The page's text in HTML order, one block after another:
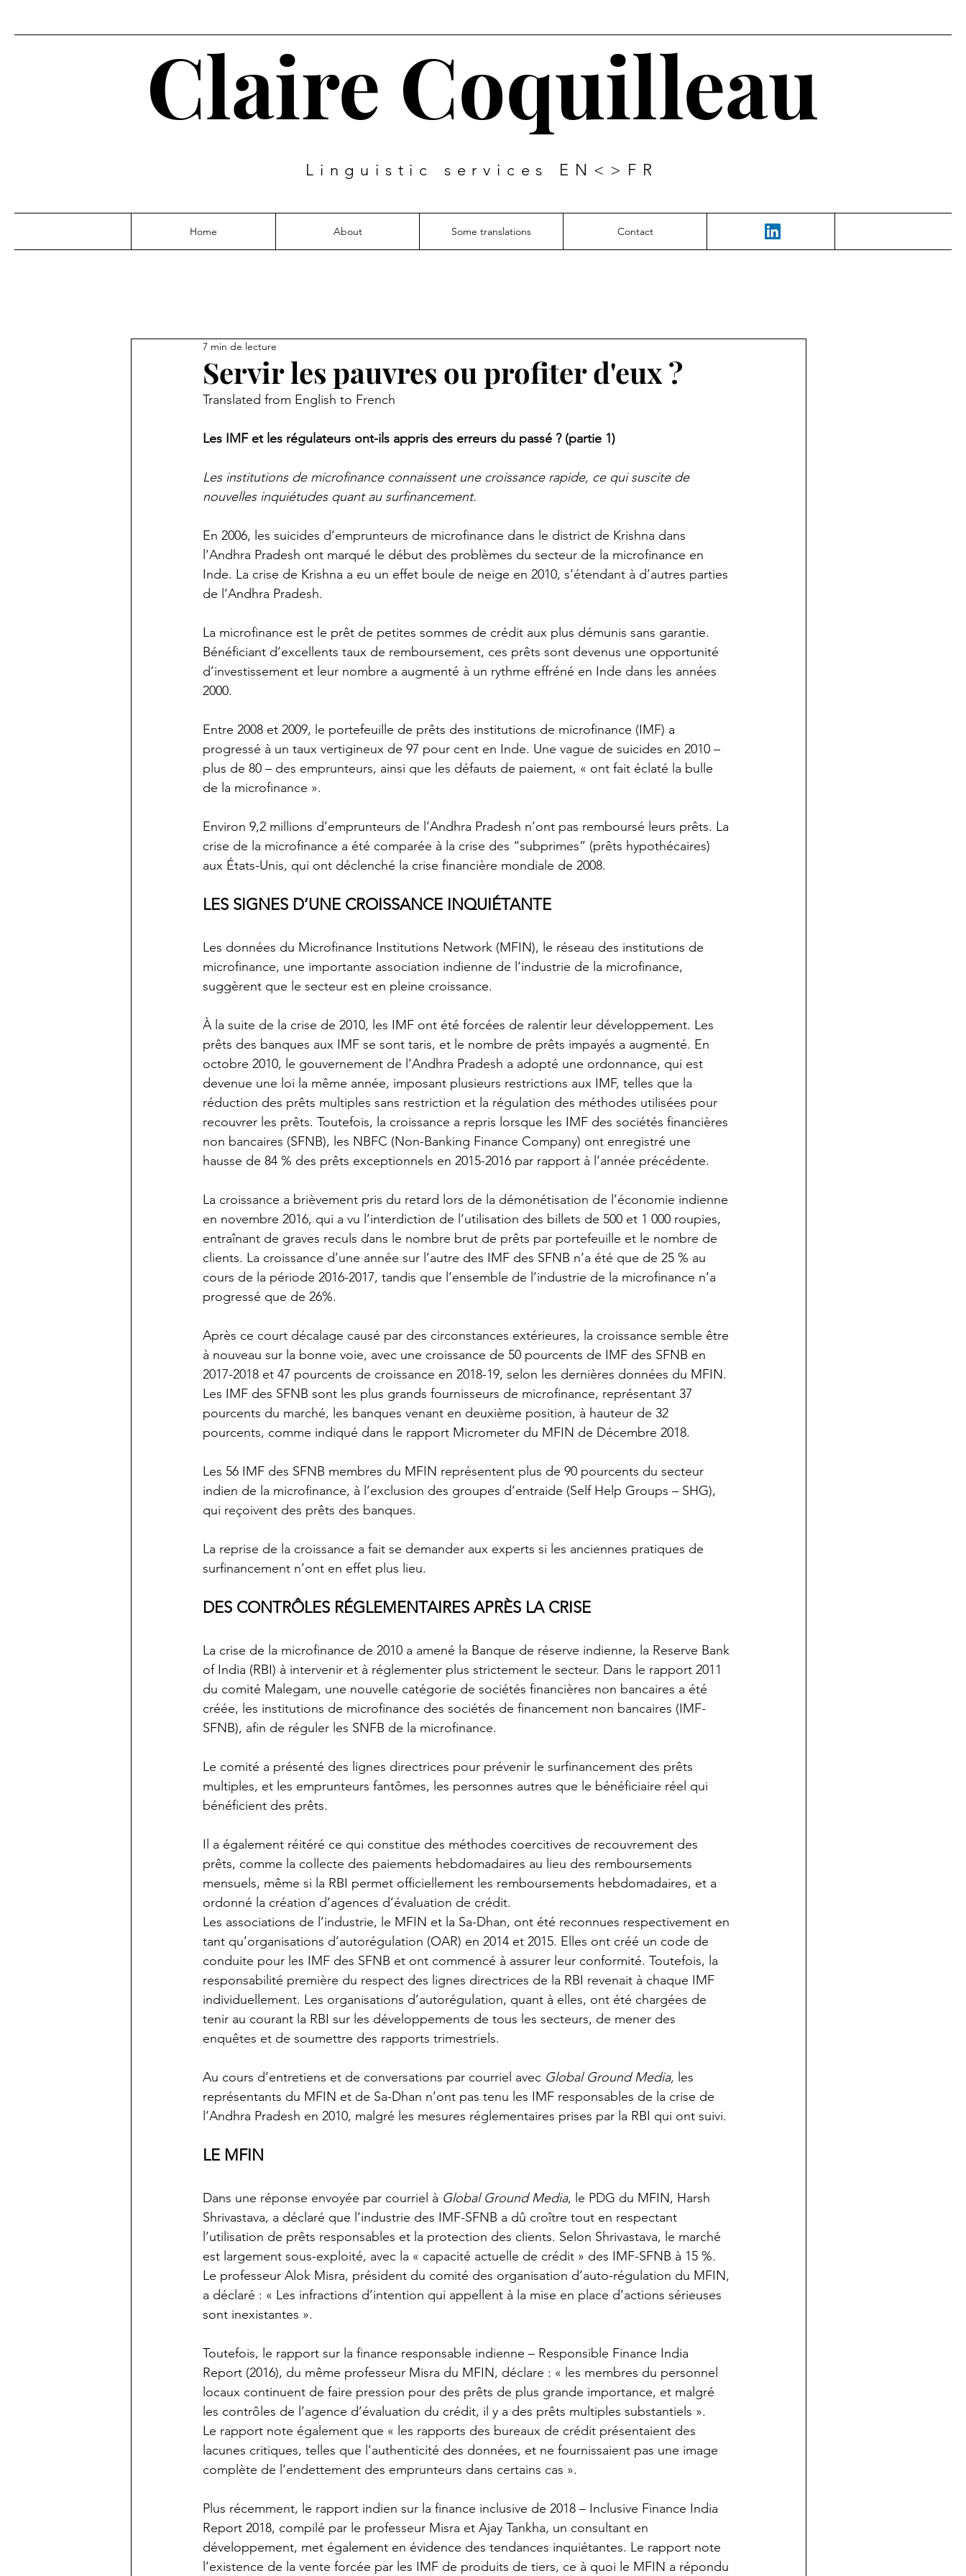
Claire Coquilleau
Linguistic services EN<>FR
Home About Some translations Contact
Servir les pauvres ou profiter d'eux ?
7 min de lecture
Translated from English to French
Les IMF et les régulateurs ont-ils appris des erreurs du passé ? (partie 1)
Les institutions de microfinance connaissent une croissance rapide, ce qui suscite de
nouvelles inquiétudes quant au surfinancement.
En 2006, les suicides d’emprunteurs de microfinance dans le district de Krishna dans
l’Andhra Pradesh ont marqué le début des problèmes du secteur de la microfinance en
Inde. La crise de Krishna a eu un effet boule de neige en 2010, s’étendant à d’autres parties
de l’Andhra Pradesh.
La microfinance est le prêt de petites sommes de crédit aux plus démunis sans garantie.
Bénéficiant d’excellents taux de remboursement, ces prêts sont devenus une opportunité
d’investissement et leur nombre a augmenté à un rythme effréné en Inde dans les années
2000.
Entre 2008 et 2009, le portefeuille de prêts des institutions de microfinance (IMF) a
progressé à un taux vertigineux de 97 pour cent en Inde. Une vague de suicides en 2010 –
plus de 80 – des emprunteurs, ainsi que les défauts de paiement, « ont fait éclaté la bulle
de la microfinance ».
Environ 9,2 millions d’emprunteurs de l’Andhra Pradesh n’ont pas remboursé leurs prêts. La
crise de la microfinance a été comparée à la crise des “subprimes” (prêts hypothécaires)
aux États-Unis, qui ont déclenché la crise financière mondiale de 2008.
LES SIGNES D’UNE CROISSANCE INQUIÉTANTE
Les données du Microfinance Institutions Network (MFIN), le réseau des institutions de
microfinance, une importante association indienne de l’industrie de la microfinance,
suggèrent que le secteur est en pleine croissance.
À la suite de la crise de 2010, les IMF ont été forcées de ralentir leur développement. Les
prêts des banques aux IMF se sont taris, et le nombre de prêts impayés a augmenté. En
octobre 2010, le gouvernement de l’Andhra Pradesh a adopté une ordonnance, qui est
devenue une loi la même année, imposant plusieurs restrictions aux IMF, telles que la
réduction des prêts multiples sans restriction et la régulation des méthodes utilisées pour
recouvrer les prêts. Toutefois, la croissance a repris lorsque les IMF des sociétés financières
non bancaires (SFNB), les NBFC (Non-Banking Finance Company) ont enregistré une
hausse de 84 % des prêts exceptionnels en 2015-2016 par rapport à l’année précédente.
La croissance a brièvement pris du retard lors de la démonétisation de l’économie indienne
en novembre 2016, qui a vu l’interdiction de l’utilisation des billets de 500 et 1 000 roupies,
entraînant de graves reculs dans le nombre brut de prêts par portefeuille et le nombre de
clients. La croissance d’une année sur l’autre des IMF des SFNB n’a été que de 25 % au
cours de la période 2016-2017, tandis que l’ensemble de l’industrie de la microfinance n’a
progressé que de 26%.
Après ce court décalage causé par des circonstances extérieures, la croissance semble être
à nouveau sur la bonne voie, avec une croissance de 50 pourcents de IMF des SFNB en
2017-2018 et 47 pourcents de croissance en 2018-19, selon les dernières données du MFIN.
Les IMF des SFNB sont les plus grands fournisseurs de microfinance, représentant 37
pourcents du marché, les banques venant en deuxième position, à hauteur de 32
pourcents, comme indiqué dans le rapport Micrometer du MFIN de Décembre 2018.
Les 56 IMF des SFNB membres du MFIN représentent plus de 90 pourcents du secteur
indien de la microfinance, à l’exclusion des groupes d’entraide (Self Help Groups – SHG),
qui reçoivent des prêts des banques.
La reprise de la croissance a fait se demander aux experts si les anciennes pratiques de
surfinancement n’ont en effet plus lieu.
DES CONTRÔLES RÉGLEMENTAIRES APRÈS LA CRISE
La crise de la microfinance de 2010 a amené la Banque de réserve indienne, la Reserve Bank
of India (RBI) à intervenir et à réglementer plus strictement le secteur. Dans le rapport 2011
du comité Malegam, une nouvelle catégorie de sociétés financières non bancaires a été
créée, les institutions de microfinance des sociétés de financement non bancaires (IMF-
SFNB), afin de réguler les SNFB de la microfinance.
Le comité a présenté des lignes directrices pour prévenir le surfinancement des prêts
multiples, et les emprunteurs fantômes, les personnes autres que le bénéficiaire réel qui
bénéficient des prêts.
Il a également réitéré ce qui constitue des méthodes coercitives de recouvrement des
prêts, comme la collecte des paiements hebdomadaires au lieu des remboursements
mensuels, même si la RBI permet officiellement les remboursements hebdomadaires, et a
ordonné la création d’agences d’évaluation de crédit.
Les associations de l’industrie, le MFIN et la Sa-Dhan, ont été reconnues respectivement en
tant qu’organisations d’autorégulation (OAR) en 2014 et 2015. Elles ont créé un code de
conduite pour les IMF des SFNB et ont commencé à assurer leur conformité. Toutefois, la
responsabilité première du respect des lignes directrices de la RBI revenait à chaque IMF
individuellement. Les organisations d’autorégulation, quant à elles, ont été chargées de
tenir au courant la RBI sur les développements de tous les secteurs, de mener des
enquêtes et de soumettre des rapports trimestriels.
Au cours d’entretiens et de conversations par courriel avec Global Ground Media, les
représentants du MFIN et de Sa-Dhan n’ont pas tenu les IMF responsables de la crise de
l’Andhra Pradesh en 2010, malgré les mesures réglementaires prises par la RBI qui ont suivi.
LE MFIN
Dans une réponse envoyée par courriel à Global Ground Media, le PDG du MFIN, Harsh
Shrivastava, a déclaré que l’industrie des IMF-SFNB a dû croître tout en respectant
l’utilisation de prêts responsables et la protection des clients. Selon Shrivastava, le marché
est largement sous-exploité, avec la « capacité actuelle de crédit » des IMF-SFNB à 15 %.
Le professeur Alok Misra, président du comité des organisation d’auto-régulation du MFIN,
a déclaré : « Les infractions d’intention qui appellent à la mise en place d’actions sérieuses
sont inexistantes ».
Toutefois, le rapport sur la finance responsable indienne – Responsible Finance India
Report (2016), du même professeur Misra du MFIN, déclare : « les membres du personnel
locaux continuent de faire pression pour des prêts de plus grande importance, et malgré
les contrôles de l’agence d’évaluation du crédit, il y a des prêts multiples substantiels ».
Le rapport note également que « les rapports des bureaux de crédit présentaient des
lacunes critiques, telles que l’authenticité des données, et ne fournissaient pas une image
complète de l’endettement des emprunteurs dans certains cas ».
Plus récemment, le rapport indien sur la finance inclusive de 2018 – Inclusive Finance India
Report 2018, compilé par le professeur Misra et Ajay Tankha, un consultant en
développement, met également en évidence des tendances inquiétantes. Le rapport note
l’existence de la vente forcée par les IMF de produits de tiers, ce à quoi le MFIN a répondu